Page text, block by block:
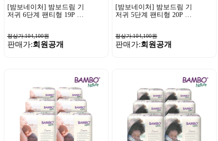
[밤보네이처] 밤보드림 기
저귀 6단계 팬티형 19P x
정상가:104,100원
판매가:회원공개
[밤보네이처] 밤보드림 기
저귀 5단계 팬티형 20P x
정상가:104,100원
판매가:회원공개